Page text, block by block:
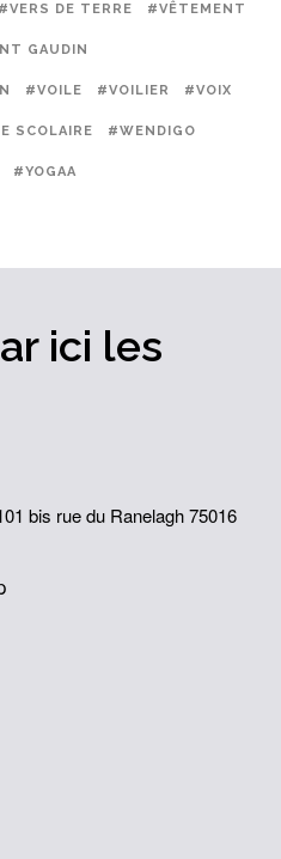
#VERS DE TERRE #VÊTEMENT
GAUDIN
#VOILE #VOILIER #VOIX
SCOLAIRE #WENDIGO
#YOGAA
ici les
bis rue du Ranelagh75016